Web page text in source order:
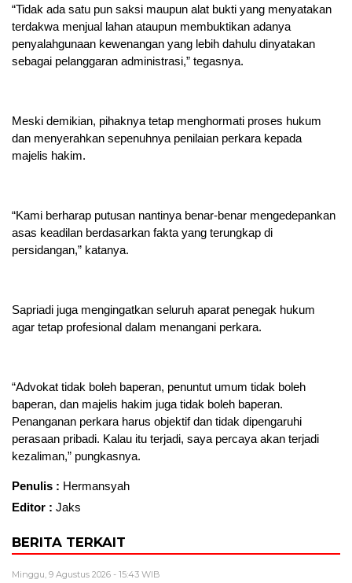
“Tidak ada satu pun saksi maupun alat bukti yang menyatakan
terdakwa menjual lahan ataupun membuktikan adanya
penyalahgunaan kewenangan yang lebih dahulu dinyatakan
sebagai pelanggaran administrasi,” tegasnya.
Meski demikian, pihaknya tetap menghormati proses hukum
dan menyerahkan sepenuhnya penilaian perkara kepada
majelis hakim.
“Kami berharap putusan nantinya benar-benar mengedepankan
asas keadilan berdasarkan fakta yang terungkap di
persidangan,” katanya.
Sapriadi juga mengingatkan seluruh aparat penegak hukum
agar tetap profesional dalam menangani perkara.
“Advokat tidak boleh baperan, penuntut umum tidak boleh
baperan, dan majelis hakim juga tidak boleh baperan.
Penanganan perkara harus objektif dan tidak dipengaruhi
perasaan pribadi. Kalau itu terjadi, saya percaya akan terjadi
kezaliman,” pungkasnya.
Penulis : Hermansyah
Editor : Jaks
BERITA TERKAIT
Minggu, 9 Agustus 2026 - 15:43 WIB